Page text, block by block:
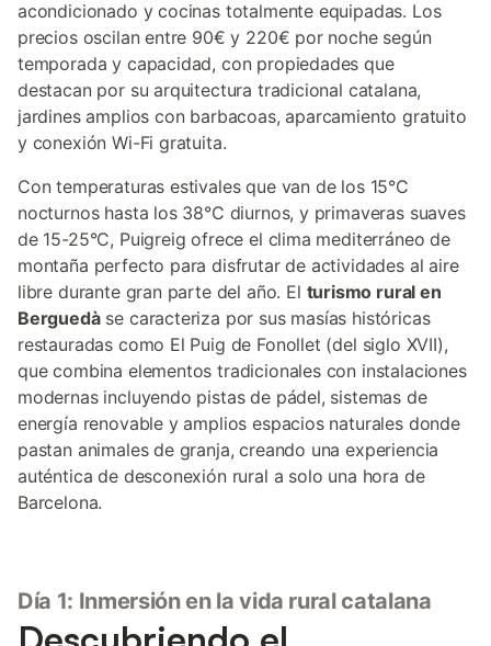
acondicionado y cocinas totalmente equipadas. Los
precios oscilan entre 90€ y 220€ por noche según
temporada y capacidad, con propiedades que
destacan por su arquitectura tradicional catalana,
jardines amplios con barbacoas, aparcamiento gratuito
y conexión Wi-Fi gratuita.
Con temperaturas estivales que van de los 15°C
nocturnos hasta los 38°C diurnos, y primaveras suaves
de 15-25°C, Puigreig ofrece el clima mediterráneo de
montaña perfecto para disfrutar de actividades al aire
libre durante gran parte del año. El turismo rural en
Berguedàse caracteriza por sus masías históricas
restauradas como El Puig de Fonollet (del siglo XVII),
que combina elementos tradicionales con instalaciones
modernas incluyendo pistas de pádel, sistemas de
energía renovable y amplios espacios naturales donde
pastan animales de granja, creando una experiencia
auténtica de desconexión rural a solo una hora de
Barcelona.
Día 1: Inmersión en la vida rural catalana